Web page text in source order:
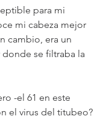
para mi
mi cabeza mejor
cambio, era un
se filtraba la
-el 61 en este
el virus del titubeo?